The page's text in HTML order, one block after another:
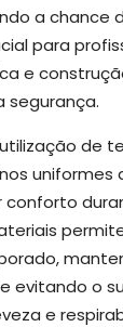
a chance
para
e
segurança.
de
uniformes
evitando o
e